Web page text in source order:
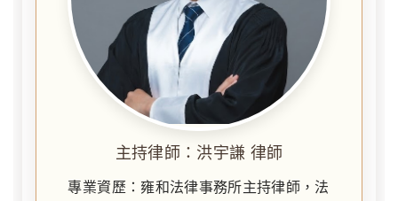
主持律師：洪宇謙 律師
專業資歷：雍和法律事務所主持律師，法